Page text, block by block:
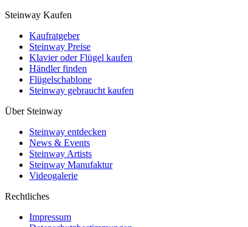
Steinway Kaufen
Kaufratgeber
Steinway Preise
Klavier oder Flügel kaufen
Händler finden
Flügelschablone
Steinway gebraucht kaufen
Über Steinway
Steinway entdecken
News & Events
Steinway Artists
Steinway Manufaktur
Videogalerie
Rechtliches
Impressum